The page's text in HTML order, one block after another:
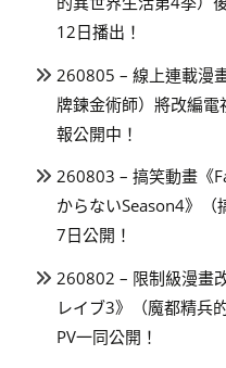
12日播出！
260805 – 線上連載漫
牌鍊金術師）將改編
報公開中！
260803 – 搞笑動畫《
からないSeason4》（
7日公開！
260802 – 限制級漫畫
レイブ3》（魔都精兵
PV一同公開！